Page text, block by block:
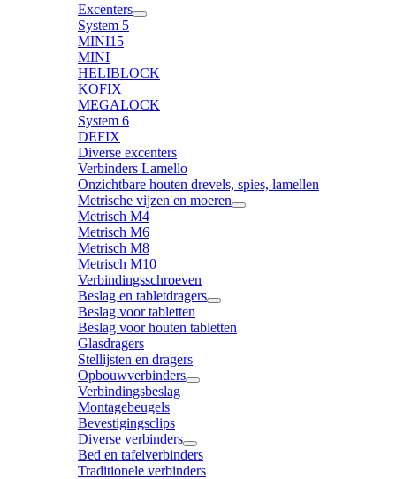
Excenters
System 5
MINI15
MINI
HELIBLOCK
KOFIX
MEGALOCK
System 6
DEFIX
Diverse excenters
Verbinders Lamello
Onzichtbare houten drevels, spies, lamellen
Metrische vijzen en moeren
Metrisch M4
Metrisch M6
Metrisch M8
Metrisch M10
Verbindingsschroeven
Beslag en tabletdragers
Beslag voor tabletten
Beslag voor houten tabletten
Glasdragers
Stellijsten en dragers
Opbouwverbinders
Verbindingsbeslag
Montagebeugels
Bevestigingsclips
Diverse verbinders
Bed en tafelverbinders
Traditionele verbinders